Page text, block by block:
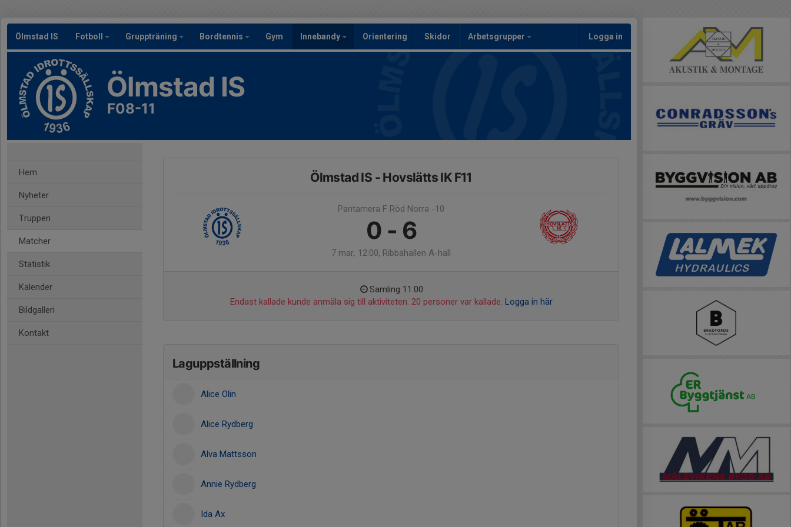
Ölmstad IS Fotboll Gruppträning Bordtennis Gym Innebandy Orientering Skidor Arbetsgrupper Logga in
Ölmstad IS
F08-11
Hem
Nyheter
Truppen
Matcher
Statistik
Kalender
Bildgalleri
Kontakt
Ölmstad IS - Hovslätts IK F11
Pantamera F Röd Norra -10
0 - 6
7 mar, 12:00, Ribbahallen A-hall
Samling 11:00
Endast kallade kunde anmäla sig till aktiviteten. 20 personer var kallade. Logga in här
Laguppställning
Alice Olin
Alice Rydberg
Alva Mattsson
Annie Rydberg
Ida Ax